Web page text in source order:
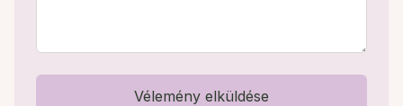
Vélemény elküldése